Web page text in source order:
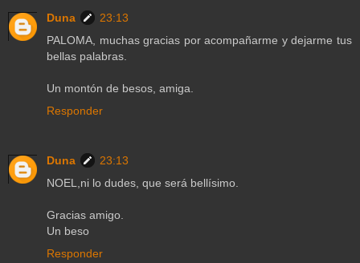
Duna
23:13
PALOMA, muchas gracias por acompañarme y dejarme tus
bellas palabras.
Un montón de besos, amiga.
Responder
Duna
23:13
NOEL,ni lo dudes, que será bellísimo.
Gracias amigo.
Un beso
Responder